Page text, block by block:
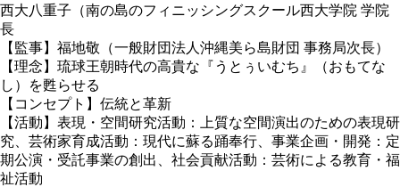
西大八重子（南の島のフィニッシングスクール西大学院 学院
長
【監事】福地敬（一般財団法人沖縄美ら島財団 事務局次長）
【理念】琉球王朝時代の高貴な『うとぅいむち』（おもてな
し）を甦らせる
【コンセプト】伝統と革新
【活動】表現・空間研究活動：上質な空間演出のための表現研
究、芸術家育成活動：現代に蘇る踊奉行、事業企画・開発：定
期公演・受託事業の創出、社会貢献活動：芸術による教育・福
祉活動